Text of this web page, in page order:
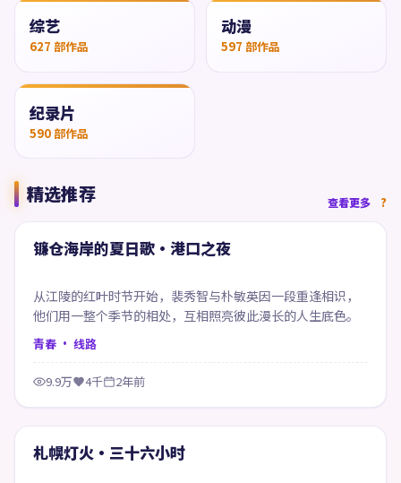
综艺
627 部作品
动漫
597 部作品
纪录片
590 部作品
精选推荐 查看更多
精选
47:33
镰仓海岸的夏日歌·港口之夜
从江陵的红叶时节开始，裴秀智与朴敏英因一段重逢相识，
他们用一整个季节的相处，互相照亮彼此漫长的人生底色。
青春 · 线路
9.9万 4千 2年前
精选
札幌灯火·三十六小时